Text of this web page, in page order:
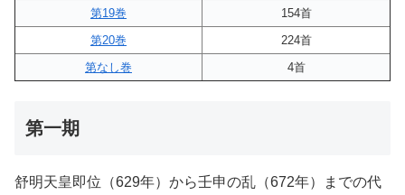
第19巻
154首
第20巻
224首
第なし巻
4首
第一期
舒明天皇即位（629年）から壬申の乱（672年）までの代